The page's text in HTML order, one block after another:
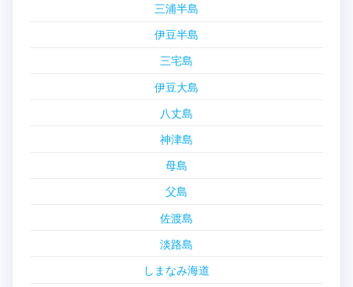
三浦半島
伊豆半島
三宅島
伊豆大島
八丈島
神津島
母島
父島
佐渡島
淡路島
しまなみ海道